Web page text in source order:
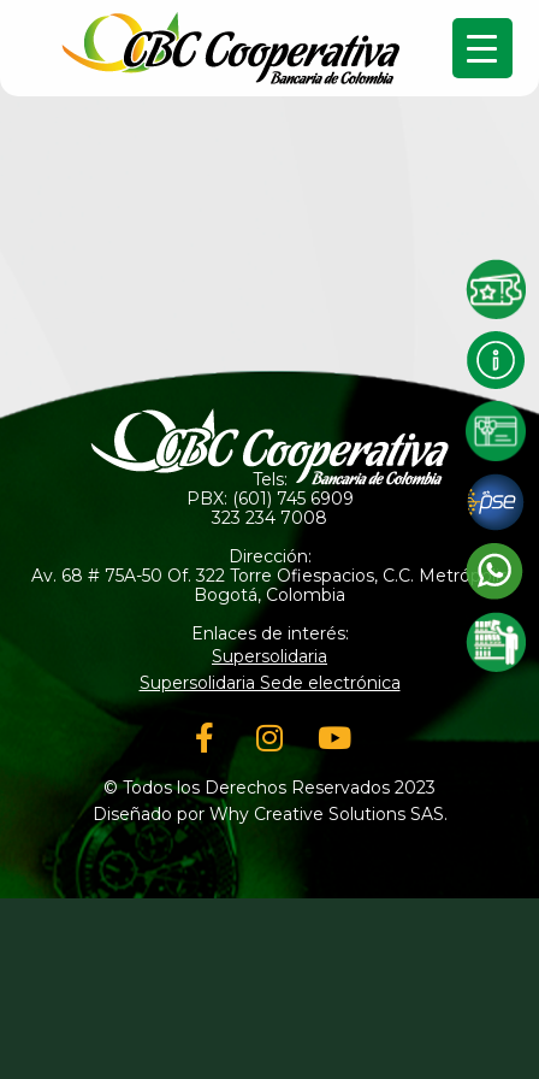
Tels:
PBX: (601) 745 6909
323 234 7008
Dirección:
Av. 68 # 75A-50 Of. 322 Torre Ofiespacios, C.C. Metrópolis
Bogotá, Colombia
Enlaces de interés:
Supersolidaria
Supersolidaria Sede electrónica
Facebook-
f
Instagram
Youtube
© Todos los Derechos Reservados 2023
Diseñado por Why Creative Solutions SAS.